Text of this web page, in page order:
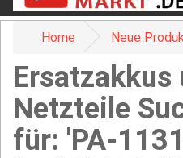
Home Neue
Ersatzakkus
Netzteile
für: 'PA-